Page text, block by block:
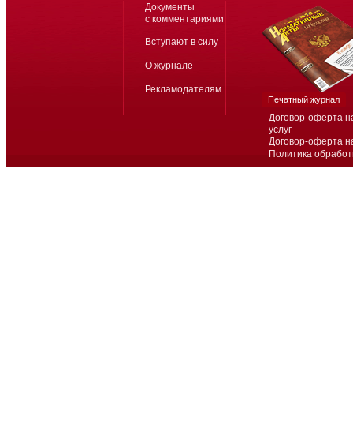
Договор-оферта
услуг
Договор-оферта
Политика
Документы
с комментариями
Вступают в силу
О журнале
Рекламодателям
Печатный журнал